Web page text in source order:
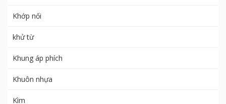
Khớp nối
khử từ
Khung áp phích
Khuôn nhựa
Kìm